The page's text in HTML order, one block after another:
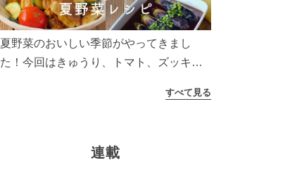
夏野菜のおいしい季節がやってきまし
た！今回はきゅうり、トマト、ズッキー
太陽の光をたっぷりあびた夏野菜は栄養
すべて見る
連載